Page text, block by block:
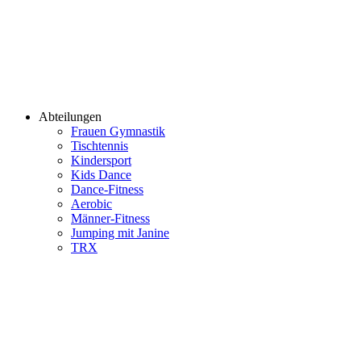
Abteilungen
Frauen Gymnastik
Tischtennis
Kindersport
Kids Dance
Dance-Fitness
Aerobic
Männer-Fitness
Jumping mit Janine
TRX